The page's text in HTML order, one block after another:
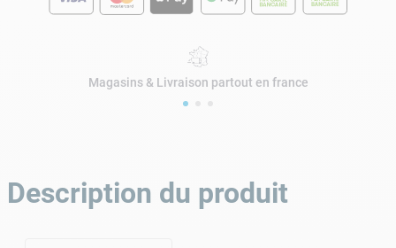
Magasins & Livraison partout en france
Description du produit